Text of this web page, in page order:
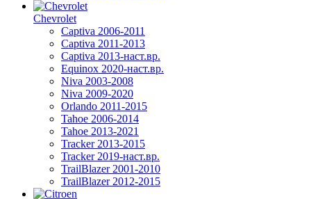
Chevrolet
Captiva 2006-2011
Captiva 2011-2013
Captiva 2013-наст.вр.
Equinox 2020-наст.вр.
Niva 2003-2008
Niva 2009-2020
Orlando 2011-2015
Tahoe 2006-2014
Tahoe 2013-2021
Tracker 2013-2015
Tracker 2019-наст.вр.
TrailBlazer 2001-2010
TrailBlazer 2012-2015